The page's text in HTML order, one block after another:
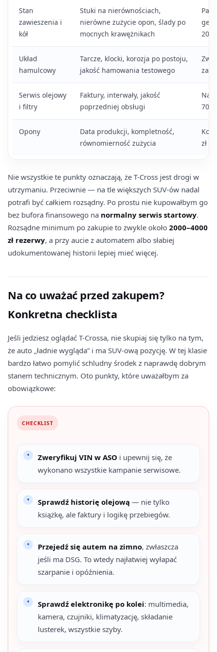
Stan
zawieszenia i
kół
Stuki na nierównościach,
nierówne zużycie opon, ślady po
mocnych krawężnikach
Układ
hamulcowy
Tarcze, klocki, korozja po postoju,
jakość hamowania testowego
Serwis olejowy
i filtry
Faktury, interwały, jakość
poprzedniej obsługi
Na
Opony
Data produkcji, kompletność,
równomierność zużycia
zł
Nie wszystkie te punkty oznaczają, że T-Cross jest drogi w
utrzymaniu. Przeciwnie — na tle większych SUV-ów nadal
potrafi być całkiem rozsądny. Po prostu nie kupowałbym go
bez bufora finansowego na normalny serwis startowy.
Rozsądne minimum po zakupie to zwykle około 2000–4000
zł rezerwy, a przy aucie z automatem albo słabiej
udokumentowanej historii lepiej mieć więcej.
Na co uważać przed zakupem?
Konkretna checklista
Jeśli jedziesz oglądać T-Crossa, nie skupiaj się tylko na tym,
że auto „ładnie wygląda” i ma SUV-ową pozycję. W tej klasie
bardzo łatwo pomylić schludny środek z naprawdę dobrym
stanem technicznym. Oto punkty, które uważałbym za
obowiązkowe:
CHECKLIST
Zweryfikuj VIN w ASO i upewnij się, że
wykonano wszystkie kampanie serwisowe.
Sprawdź historię olejową — nie tylko
książkę, ale faktury i logikę przebiegów.
Przejedź się autem na zimno, zwłaszcza
jeśli ma DSG. To wtedy najłatwiej wyłapać
szarpanie i opóźnienia.
Sprawdź elektronikę po kolei: multimedia,
kamera, czujniki, klimatyzację, składanie
lusterek, wszystkie szyby.